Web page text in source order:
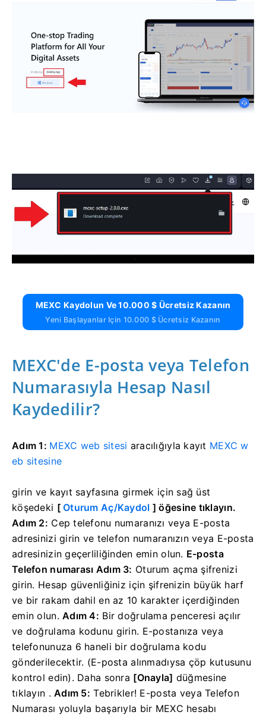
MEXC Kaydolun Ve 10.000 $ Ücretsiz Kazanın
Yeni Başlayanlar Için 10.000 $ Ücretsiz Kazanın
MEXC'de E-posta veya Telefon
Numarasıyla Hesap Nasıl
Kaydedilir?
Adım 1: MEXC web sitesi aracılığıyla kayıt MEXC w
eb sitesine
girin ve kayıt sayfasına girmek için sağ üst
köşedeki [Oturum Aç/Kaydol ] öğesine tıklayın.
Adım 2: Cep telefonu numaranızı veya E-posta
adresinizi girin ve telefon numaranızın veya E-posta
adresinizin geçerliliğinden emin olun. E-posta
Telefon numarası Adım 3: Oturum açma şifrenizi
girin. Hesap güvenliğiniz için şifrenizin büyük harf
ve bir rakam dahil en az 10 karakter içerdiğinden
emin olun.Adım 4: Bir doğrulama penceresi açılır
ve doğrulama kodunu girin. E-postanıza veya
telefonunuza 6 haneli bir doğrulama kodu
gönderilecektir. (E-posta alınmadıysa çöp kutusunu
kontrol edin). Daha sonra [Onayla] düğmesine
tıklayın .Adım 5: Tebrikler! E-posta veya Telefon
Numarası yoluyla başarıyla bir MEXC hesabı